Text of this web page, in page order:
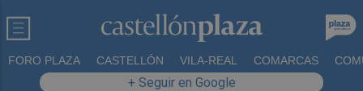
FORO PLAZA CASTELLÓN VILA-REAL COMARCAS
+ Seguir en Google